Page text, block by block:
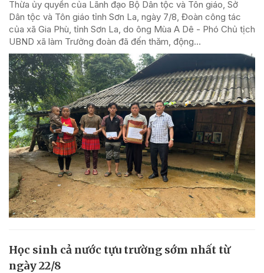
Thừa ủy quyền của Lãnh đạo Bộ Dân tộc và Tôn giáo, Sở
Dân tộc và Tôn giáo tỉnh Sơn La, ngày 7/8, Đoàn công tác
của xã Gia Phù, tỉnh Sơn La, do ông Mùa A Dê - Phó Chủ tịch
UBND xã làm Trưởng đoàn đã đến thăm, động...
Học sinh cả nước tựu trường sớm nhất từ
ngày 22/8